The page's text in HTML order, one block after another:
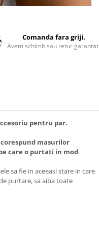
Comanda fara griji.
Avem schimb sau retur garantat.
pentru par.
masurilor
care o purtati in mod
sa fie in aceeasi stare in care
purtare, sa aiba toate